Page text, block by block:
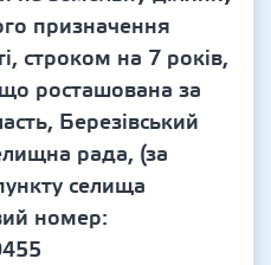
призначення
строком на 7 років,
росташована за
Березівський
рада, (за
селища
номер: